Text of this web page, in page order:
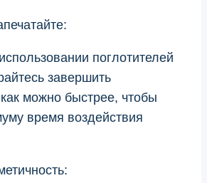
поглотителей
завершить
можно быстрее, чтобы
время воздействия